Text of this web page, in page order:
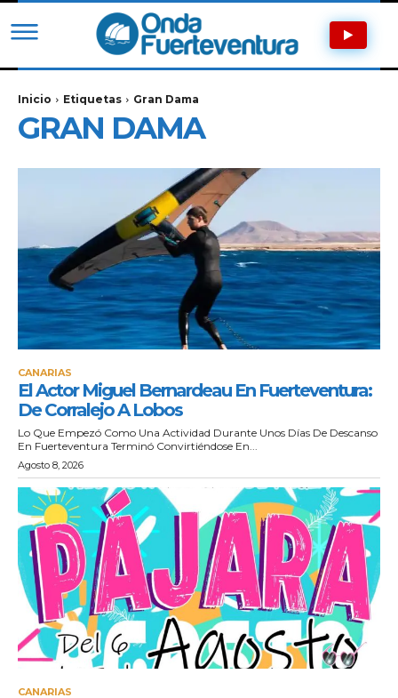
Inicio Etiquetas Gran Dama
GRAN DAMA
CANARIAS
El Actor Miguel Bernardeau En Fuerteventura:
De Corralejo A Lobos
Lo Que Empezó Como Una Actividad Durante Unos Días De Descanso
En Fuerteventura Terminó Convirtiéndose En...
Agosto 8, 2026
CANARIAS